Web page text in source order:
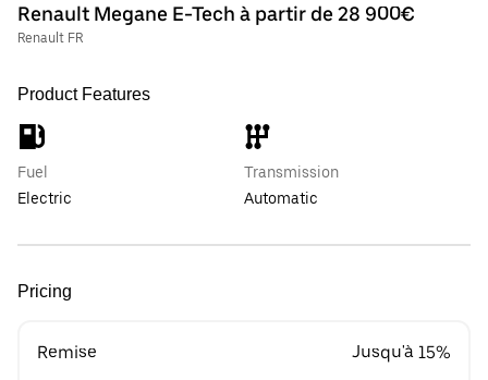
Renault Megane E-Tech à partir de 28 900€
Renault FR
Product Features
Fuel
Electric
Transmission
Automatic
Pricing
Remise Jusqu'à 15%